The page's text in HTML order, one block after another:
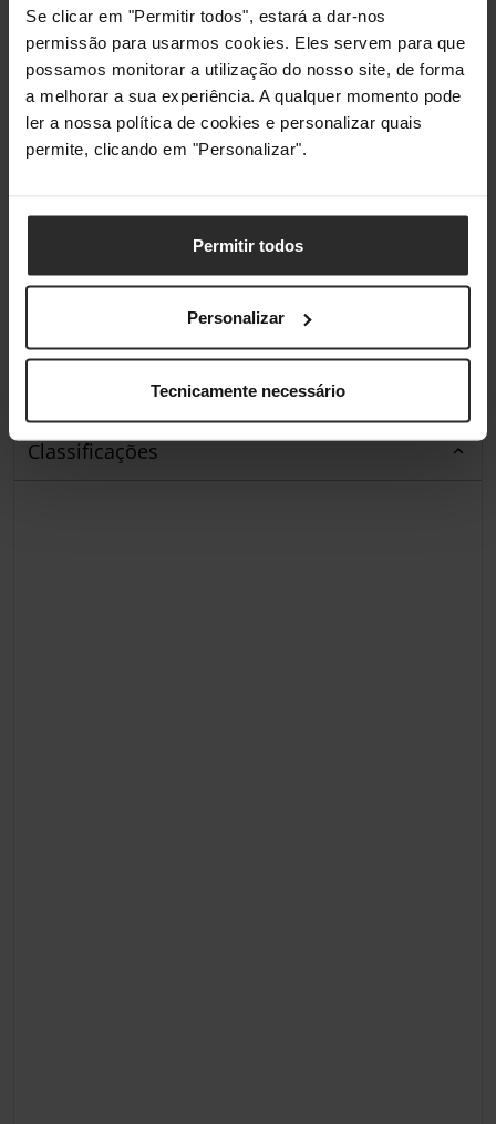
Se clicar em "Permitir todos", estará a dar-nos
permissão para usarmos cookies. Eles servem para que
possamos monitorar a utilização do nosso site, de forma
a melhorar a sua experiência. A qualquer momento pode
ler a nossa política de cookies e personalizar quais
permite, clicando em "Personalizar".
Permitir todos
Personalizar
Tecnicamente necessário
Compatibilidade
Compatibilidade da
Plataforma
Microsoft Xbox One, Microsoft
Xbox Series X/S, PC
USB Tipo B
Iluminação / RGB Não
Classificações